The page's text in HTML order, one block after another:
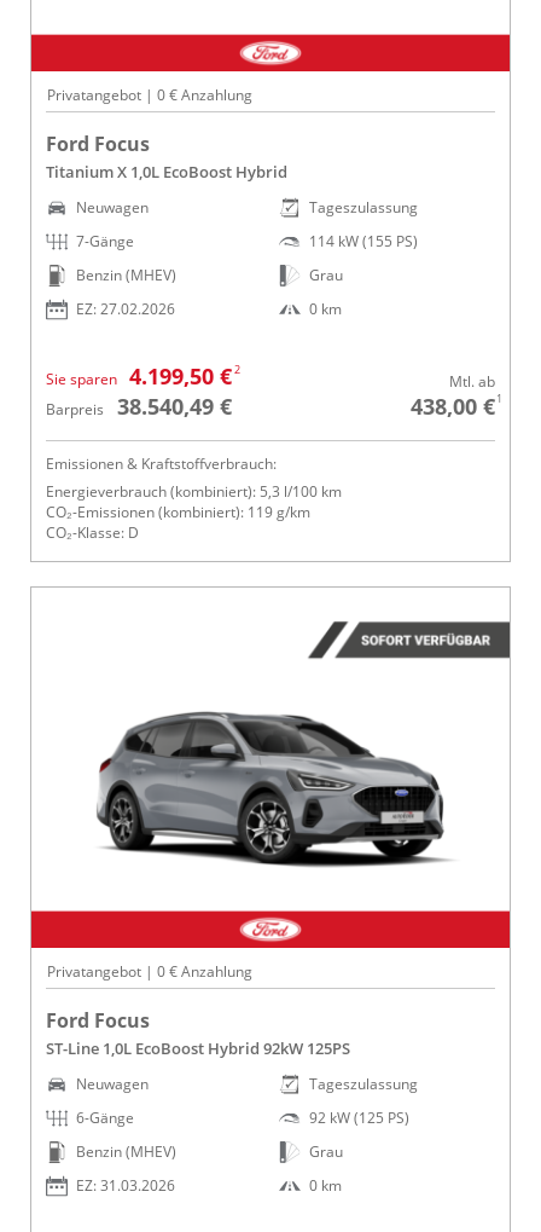
Privatangebot | 0 € Anzahlung
Ford Focus
Titanium X 1,0L EcoBoost Hybrid
Neuwagen
7-Gänge
Benzin (MHEV)
EZ: 27.02.2026
Tageszulassung
114 kW (155 PS)
Grau
0 km
Sie sparen 4.199,50 €2
Barpreis 38.540,49 €
Mtl. ab
438,00 €1
Emissionen & Kraftstoffverbrauch:
Energieverbrauch (kombiniert): 5,3 l/100 km
CO₂-Emissionen (kombiniert): 119 g/km
CO₂-Klasse: D
Privatangebot | 0 € Anzahlung
Ford Focus
ST-Line 1,0L EcoBoost Hybrid 92kW 125PS
Neuwagen
6-Gänge
Benzin (MHEV)
EZ: 31.03.2026
Tageszulassung
92 kW (125 PS)
Grau
0 km